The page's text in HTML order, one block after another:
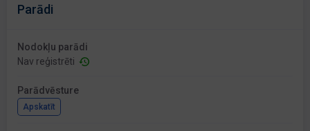
Parādi
Nodokļu parādi
Nav reģistrēti
Parādvēsture
Apskatīt